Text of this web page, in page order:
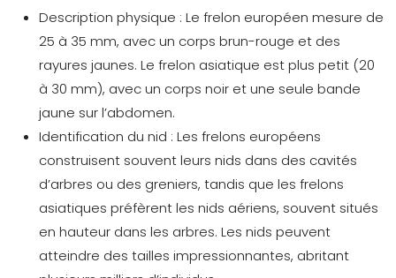
Description physique : Le frelon européen mesure de
25 à 35 mm, avec un corps brun-rouge et des
rayures jaunes. Le frelon asiatique est plus petit (20
à 30 mm), avec un corps noir et une seule bande
jaune sur l’abdomen.
Identification du nid : Les frelons européens
construisent souvent leurs nids dans des cavités
d’arbres ou des greniers, tandis que les frelons
asiatiques préfèrent les nids aériens, souvent situés
en hauteur dans les arbres. Les nids peuvent
atteindre des tailles impressionnantes, abritant